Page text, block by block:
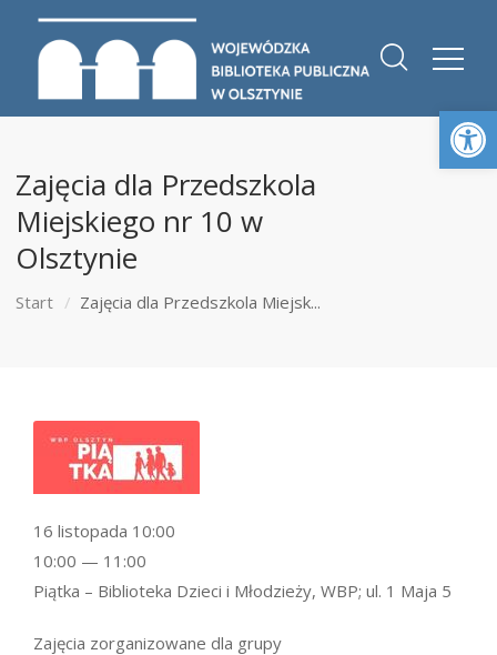
Zajęcia dla Przedszkola
Miejskiego nr 10 w
Olsztynie
Start Zajęcia dla Przedszkola Miejsk...
Zajęcia zorganizowane dla grupy
16 listopada 10:00
10:00 — 11:00
Piątka – Biblioteka Dzieci i Młodzieży, WBP; ul. 1 Maja 5